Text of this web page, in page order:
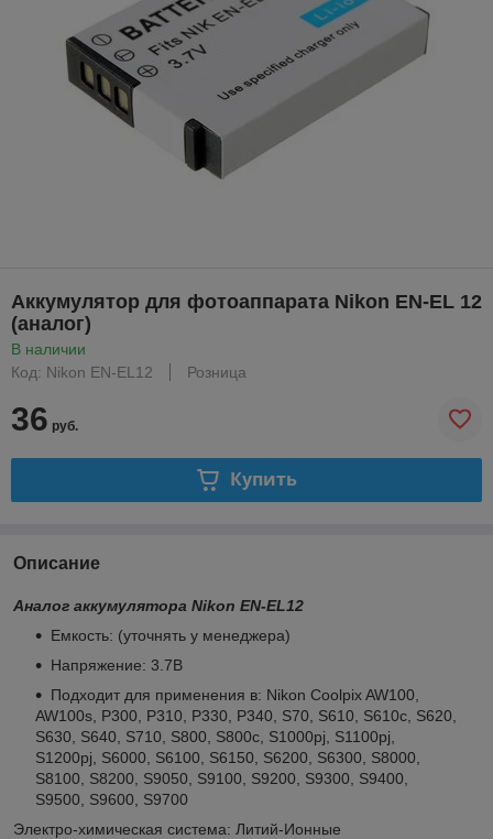
Аккумулятор для фотоаппарата Nikon EN-EL 12
(аналог)
В наличии
Код: Nikon EN-EL12
Розница
36 руб.
Купить
Описание
Аналог аккумулятора Nikon EN-EL12
Емкость: (уточнять у менеджера)
Напряжение: 3.7В
Подходит для применения в: Nikon Coolpix AW100,
AW100s, P300, P310, P330, P340, S70, S610, S610c, S620,
S630, S640, S710, S800, S800c, S1000pj, S1100pj,
S1200pj, S6000, S6100, S6150, S6200, S6300, S8000,
S8100, S8200, S9050, S9100, S9200, S9300, S9400,
S9500, S9600, S9700
Электро-химическая система: Литий-Ионные